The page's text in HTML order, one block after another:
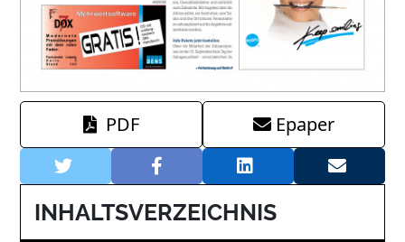
PDF Epaper
INHALTSVERZEICHNIS